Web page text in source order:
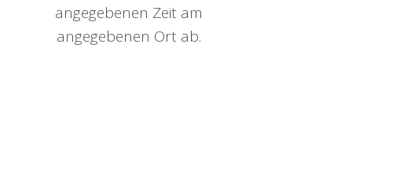
angegebenen Zeit am
angegebenen Ort ab.